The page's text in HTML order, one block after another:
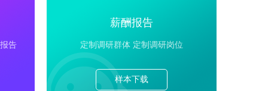
告
薪酬报告
定制调研群体 定制调研岗位
样本下载